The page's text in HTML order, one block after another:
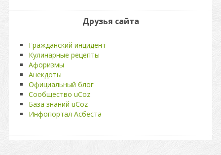
Друзья сайта
Гражданский инцидент
Кулинарные рецепты
Афоризмы
Анекдоты
Официальный блог
Сообщество uCoz
База знаний uCoz
Инфопортал Асбеста